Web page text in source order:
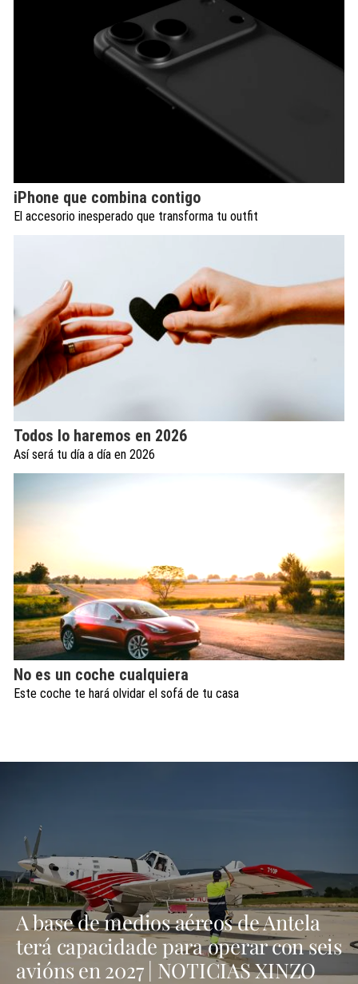
iPhone que combina contigo
El accesorio inesperado que transforma tu outfit
Todos lo haremos en 2026
Así será tu día a día en 2026
No es un coche cualquiera
Este coche te hará olvidar el sofá de tu casa
A base de medios aéreos de Antela
terá capacidade para operar con seis
avións en 2027 | NOTICIAS XINZO